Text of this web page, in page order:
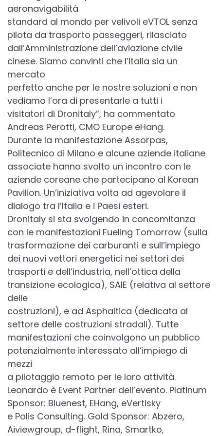
aeronavigabilità
standard al mondo per velivoli eVTOL senza
pilota da trasporto passeggeri, rilasciato
dall’Amministrazione dell’aviazione civile
cinese. Siamo convinti che l’Italia sia un
mercato
perfetto anche per le nostre soluzioni e non
vediamo l’ora di presentarle a tutti i
visitatori di Dronitaly”, ha commentato
Andreas Perotti, CMO Europe eHang.
Durante la manifestazione Assorpas,
Politecnico di Milano e alcune aziende italiane
associate hanno svolto un incontro con le
aziende coreane che partecipano al Korean
Pavilion. Un’iniziativa volta ad agevolare il
dialogo tra l’Italia e i Paesi esteri.
Dronitaly si sta svolgendo in concomitanza
con le manifestazioni Fueling Tomorrow (sulla
trasformazione dei carburanti e sull’impiego
dei nuovi vettori energetici nei settori dei
trasporti e dell’industria, nell’ottica della
transizione ecologica), SAIE (relativa al settore
delle
costruzioni), e ad Asphaltica (dedicata al
settore delle costruzioni stradali). Tutte
manifestazioni che coinvolgono un pubblico
potenzialmente interessato all’impiego di
mezzi
a pilotaggio remoto per le loro attività.
Leonardo è Event Partner dell’evento. Platinum
Sponsor: Bluenest, EHang, eVertisky
e Polis Consulting. Gold Sponsor: Abzero,
Aiviewgroup, d-flight, Rina, Smartko,